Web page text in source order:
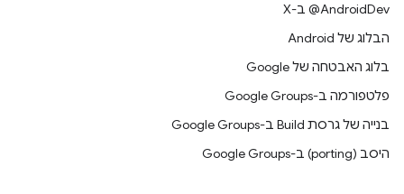
‫‎@AndroidDev ב-X
הבלוג של Android
בלוג האבטחה של Google
פלטפורמה ב-Google Groups
בנייה של גרסת Build ב-Google Groups
היסב (porting) ב-Google Groups